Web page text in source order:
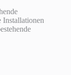
Installationen